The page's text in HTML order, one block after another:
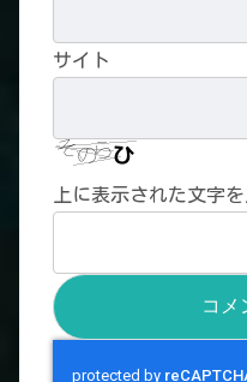
サイト
上に表示された文字